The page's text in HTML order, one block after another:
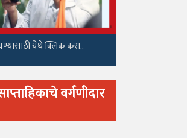
येथे क्लिक करा..
वर्गणीदार